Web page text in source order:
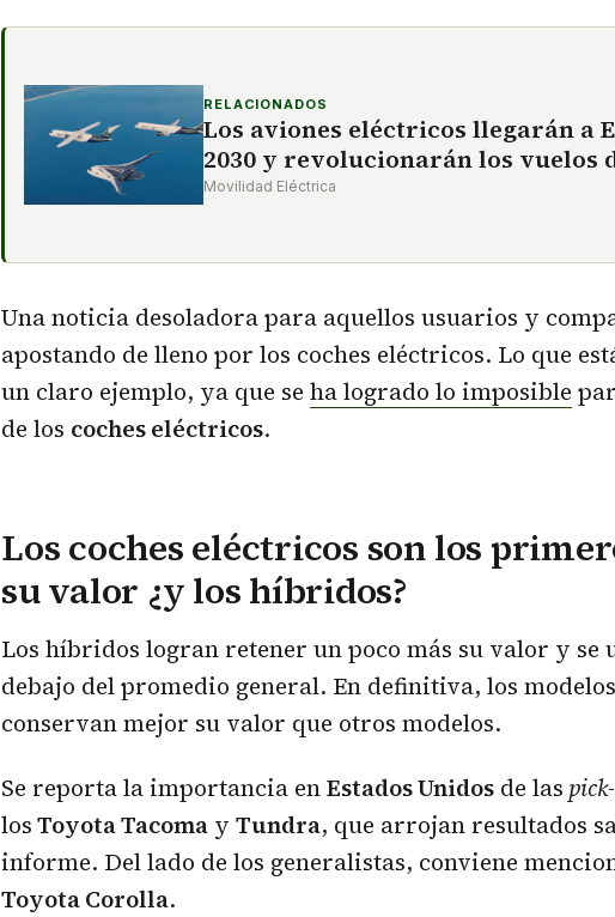
RELACIONADOS
Los aviones eléctricos llegarán a
2030 y revolucionarán los vuelos
Movilidad Eléctrica
Una noticia desoladora para aquellos usuarios y
apostando de lleno por los coches eléctricos. Lo que
un claro ejemplo, ya que se ha logrado lo imposible
de los coches eléctricos.
Los coches eléctricos son los
su valor ¿y los híbridos?
Los híbridos logran retener un poco más su valor y se
debajo del promedio general. En definitiva, los
conservan mejor su valor que otros modelos.
Se reporta la importancia enEstados Unidos de las
losToyota Tacoma y Tundra, que arrojan resultados
informe. Del lado de los generalistas, conviene
Toyota Corolla.